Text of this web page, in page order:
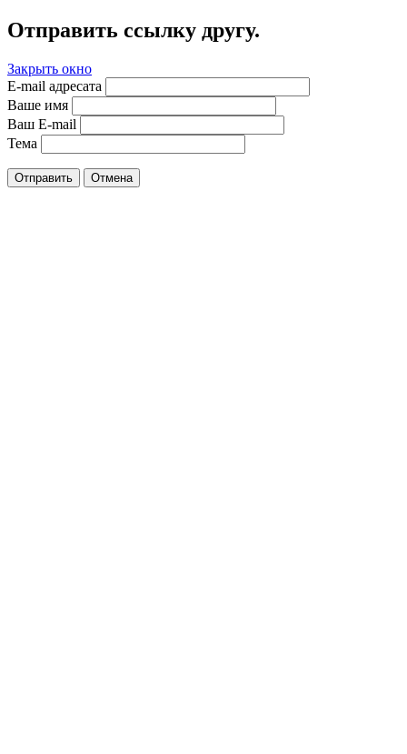
Отправить ссылку другу.
Закрыть окно
E-mail адресата
Ваше имя
Ваш E-mail
Тема
Отправить Отмена